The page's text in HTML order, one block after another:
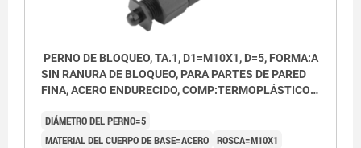
PERNO DE BLOQUEO, TA.1, D1=M10X1, D=5, FORMA:A
SIN RANURA DE BLOQUEO, PARA PARTES DE PARED
FINA, ACERO ENDURECIDO, COMP:TERMOPLÁSTICO
DIÁMETRO DEL PERNO=5
MATERIAL DEL CUERPO DE BASE=ACERO ROSCA=M10X1